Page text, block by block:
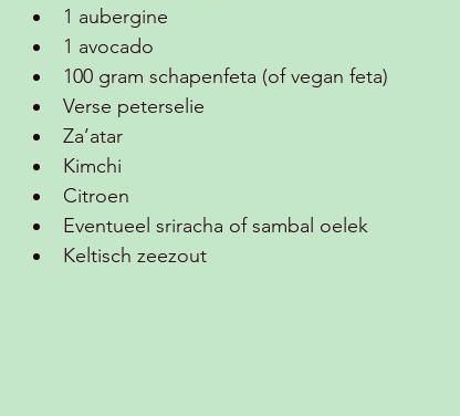
1 aubergine
1 avocado
100 gram schapenfeta (of vegan feta)
Verse peterselie
Za’atar
Kimchi
Citroen
Eventueel sriracha of sambal oelek
Keltisch zeezout